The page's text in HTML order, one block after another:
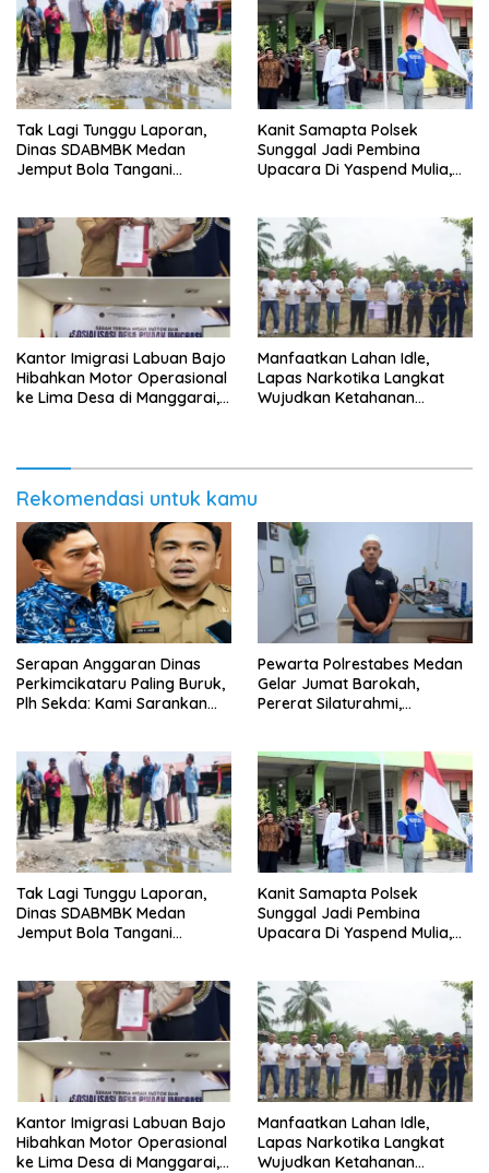
Tak Lagi Tunggu Laporan,
Dinas SDABMBK Medan
Jemput Bola Tangani
Kanit Samapta Polsek
Sunggal Jadi Pembina
Upacara Di Yaspend Mulia,
Penyalahgunaan Narkoba
Kantor Imigrasi Labuan Bajo
Hibahkan Motor Operasional
ke Lima Desa di Manggarai,
Manfaatkan Lahan Idle,
Lapas Narkotika Langkat
Wujudkan Ketahanan
Rekomendasi untuk kamu
Serapan Anggaran Dinas
Perkimcikataru Paling Buruk,
Plh Sekda: Kami Sarankan
Pewarta Polrestabes Medan
Gelar Jumat Barokah,
Pererat Silaturahmi,
Tak Lagi Tunggu Laporan,
Dinas SDABMBK Medan
Jemput Bola Tangani
Kanit Samapta Polsek
Sunggal Jadi Pembina
Upacara Di Yaspend Mulia,
Penyalahgunaan Narkoba
Kantor Imigrasi Labuan Bajo
Hibahkan Motor Operasional
ke Lima Desa di Manggarai,
Manfaatkan Lahan Idle,
Lapas Narkotika Langkat
Wujudkan Ketahanan